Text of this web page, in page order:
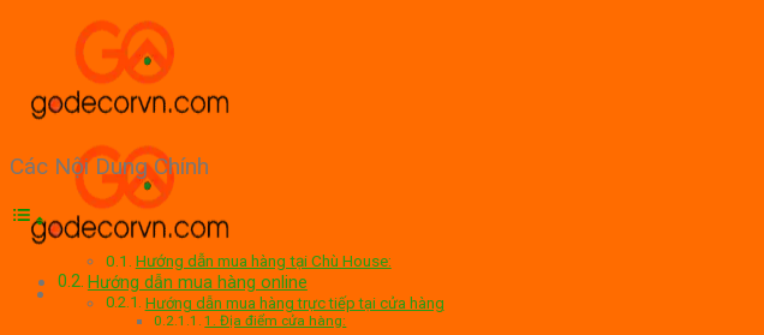
Các Nội Dung Chính
Hướng dẫn mua hàng tại Chù House:
Hướng dẫn mua hàng online
Hướng dẫn mua hàng trực tiếp tại cửa hàng
1. Địa điểm cửa hàng: